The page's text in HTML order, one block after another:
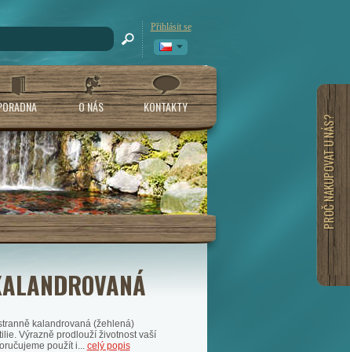
Přihlásit se
O NÁS KONTAKTY
PROČ NAKUPOVAT U NÁS?
kalandrovaná (žehlená)
Výrazně prodlouží životnost vaší
použít i... celý popis